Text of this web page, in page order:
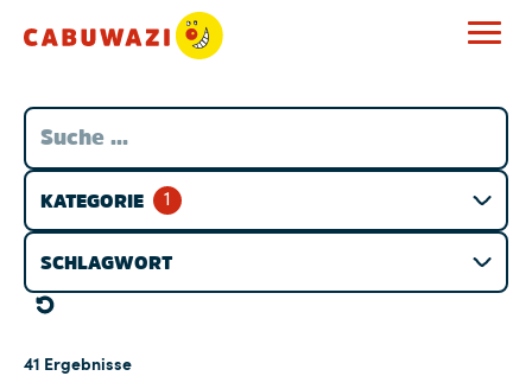
KATEGORIE 1
SCHLAGWORT
41 Ergebnisse